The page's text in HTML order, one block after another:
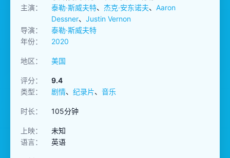
主演：
泰勒·斯威夫特、 杰克·安东诺夫、 Aaron
Dessner、 Justin Vernon
导演：
泰勒·斯威夫特
年份：
2020
地区： 美国
评分：
9.4
类型：
剧情、 纪录片、 音乐
时长： 105分钟
上映：
未知
语言：
英语